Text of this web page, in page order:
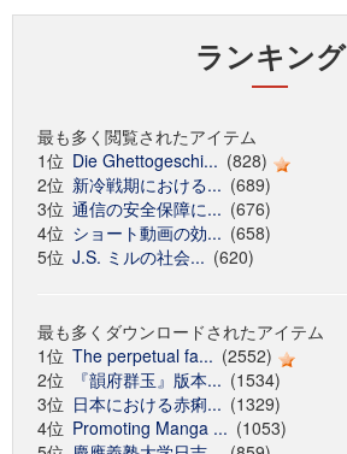
ランキング
最も多く閲覧されたアイテム
1位 Die Ghettogeschi... (828)
2位 新冷戦期における... (689)
3位 通信の安全保障に... (676)
4位 ショート動画の効... (658)
5位 J.S. ミルの社会... (620)
最も多くダウンロードされたアイテム
1位 The perpetual fa... (2552)
2位
『韻府群玉』版本... (1534)
3位 日本における赤痢... (1329)
4位 Promoting Manga ... (1053)